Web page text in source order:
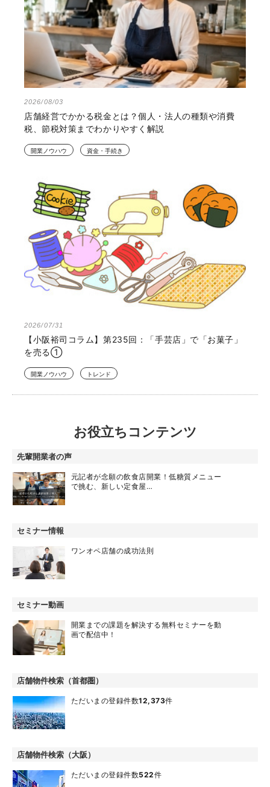
2026/08/03
店舗経営でかかる税金とは？個人・法人の種類や消費
税、節税対策までわかりやすく解説
開業ノウハウ 資金・手続き
2026/07/31
【小阪裕司コラム】第235回：「手芸店」で「お菓子」
を売る①
開業ノウハウ トレンド
お役立ちコンテンツ
先輩開業者の声
元記者が念願の飲食店開業！低糖質メニュー
で挑む、新しい定食屋…
セミナー情報
ワンオペ店舗の成功法則
セミナー動画
開業までの課題を解決する無料セミナーを動
画で配信中！
店舗物件検索（首都圏）
ただいまの登録件数12,373件
店舗物件検索（大阪）
ただいまの登録件数522件